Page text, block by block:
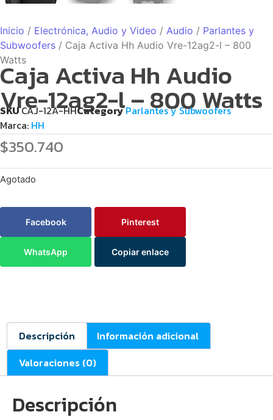
Inicio / Electrónica, Audio y Video / Audio / Parlantes y
Subwoofers / Caja Activa Hh Audio Vre-12ag2-l – 800
Watts
Caja Activa Hh Audio
Vre-12ag2-l – 800 Watts
SKUCAJ-12A-HHCategory Parlantes y Subwoofers
Marca: HH
$350.740
Agotado
Facebook Pinterest
WhatsApp Copiar enlace
Descripción
Información adicional
Valoraciones (0)
Descripción